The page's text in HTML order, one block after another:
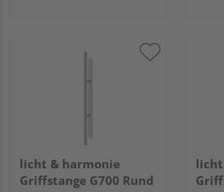
licht & harmonie
Griffstange G700 Rund